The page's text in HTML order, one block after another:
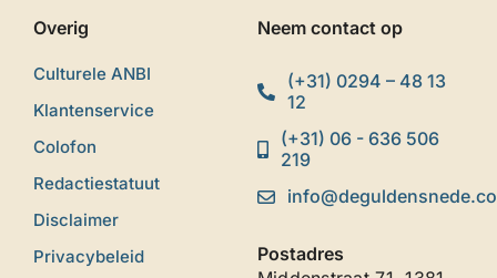
Overig
Culturele ANBI
Klantenservice
Colofon
Redactiestatuut
Disclaimer
Privacybeleid
Neem contact op
(+31) 0294 – 48 13
12
(+31) 06 - 636 506
219
Postadres